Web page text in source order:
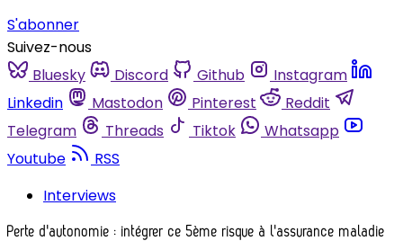
S'abonner
Suivez-nous
Bluesky
Discord Github
Instagram
Linkedin
Mastodon Pinterest
Reddit
Telegram
Threads Tiktok
Whatsapp
Youtube
RSS
Interviews
Perte d'autonomie : intégrer ce 5ème risque à l'assurance maladie